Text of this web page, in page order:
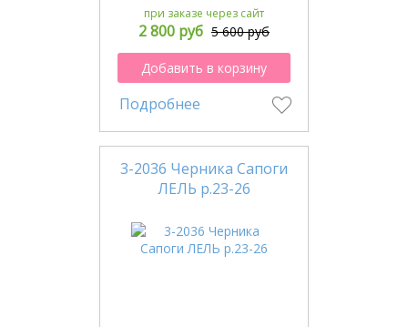
при заказе через сайт
2 800 руб 5 600 руб
Добавить в корзину
Подробнее
3-2036 Черника Сапоги
ЛЕЛЬ р.23-26